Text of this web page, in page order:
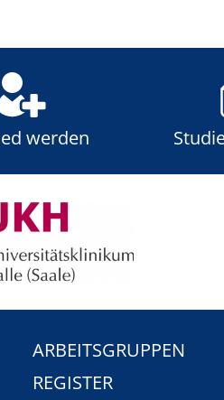
werden
ARBEITSGRUPPEN
REGISTER